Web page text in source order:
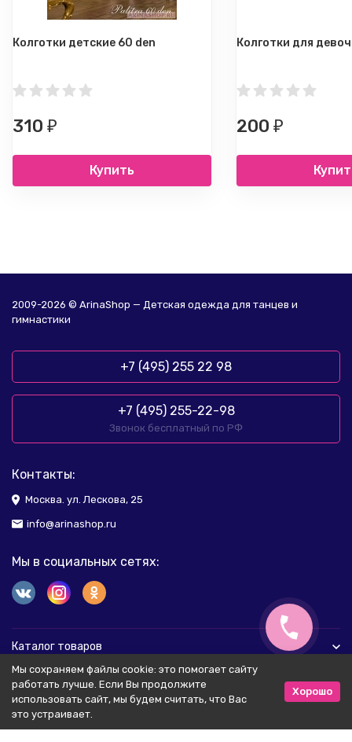
Колготки детские 60 den
310 ₽
Купить
Колготки для
200 ₽
2009-2026 © ArinaShop — Детская одежда для танцев и
гимнастики
+7 (495) 255 22 98
+7 (495) 255-22-98
Звонок бесплатный по РФ
Контакты:
Москва. ул. Лескова, 25
info@arinashop.ru
Мы в социальных сетях:
Каталог товаров
Помощь
Соглашение и Политика персональных данных
Мы сохраняем файлы cookie: это помогает сайту
работать лучше. Если Вы продолжите
использовать сайт, мы будем считать, что Вас
это устраивает.
Хорошо